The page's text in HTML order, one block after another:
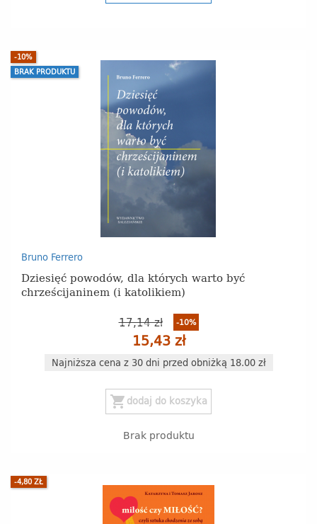
Bruno Ferrero
Dziesięć powodów, dla których warto być
chrześcijaninem (i katolikiem)
17,14 zł -10%
15,43 zł
Najniższa cena z 30 dni przed obniżką 18.00 zł
-10%
BRAK PRODUKTU
shopping_cart dodaj do koszyka
Brak produktu
-4,80 ZŁ